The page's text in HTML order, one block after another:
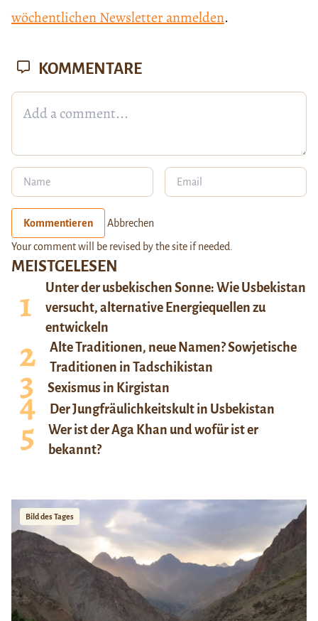
wöchentlichen Newsletter anmelden.
MEISTGELESEN
Unter der usbekischen Sonne: Wie Usbekistan
versucht, alternative Energiequellen zu
entwickeln
Alte Traditionen, neue Namen? Sowjetische
Traditionen in Tadschikistan
Sexismus in Kirgistan
Der Jungfräulichkeitskult in Usbekistan
Wer ist der Aga Khan und wofür ist er
bekannt?
Bild des Tages
KOMMENTARE
Kommentieren Abbrechen
Your comment will be revised by the site if needed.